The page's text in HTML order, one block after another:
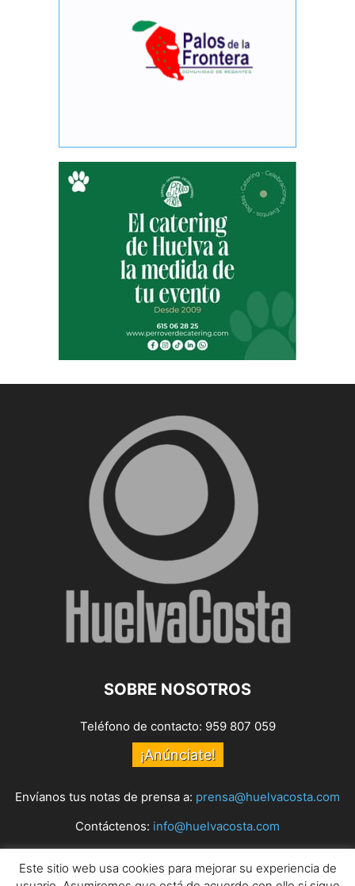
SOBRE NOSOTROS
Teléfono de contacto: 959 807 059
¡Anúnciate!
Envíanos tus notas de prensa a: prensa@huelvacosta.com
Contáctenos: info@huelvacosta.com
SÍGUENOS
Este sitio web usa cookies para mejorar su experiencia de